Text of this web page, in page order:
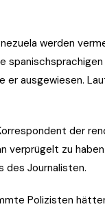
werden
ausgewiesen.
der
verprügelt zu
des Journalisten.
Polizisten